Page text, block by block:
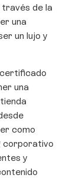
de la
una
un lujo y
una
como
corporativo
y